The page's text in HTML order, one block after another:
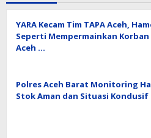
YARA Kecam Tim TAPA Aceh,
Seperti Mempermainkan
Aceh …
Polres Aceh Barat Monitoring
Stok Aman dan Situasi Kondusif